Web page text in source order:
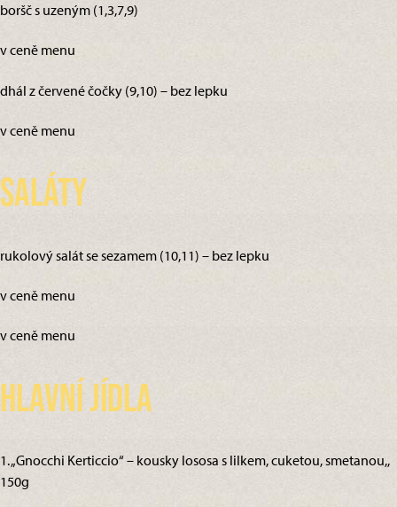
boršč s uzeným (1,3,7,9)
v ceně menu
dhál z červené čočky (9,10) – bez lepku
v ceně menu
Saláty
rukolový salát se sezamem (10,11) – bez lepku
v ceně menu
v ceně menu
Hlavní jídla
1. „Gnocchi Kerticcio“ – kousky lososa s lilkem, cuketou, smetanou,,
150g